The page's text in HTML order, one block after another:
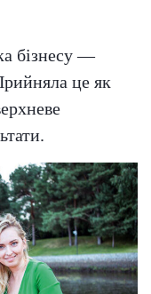
бізнесу —
це як